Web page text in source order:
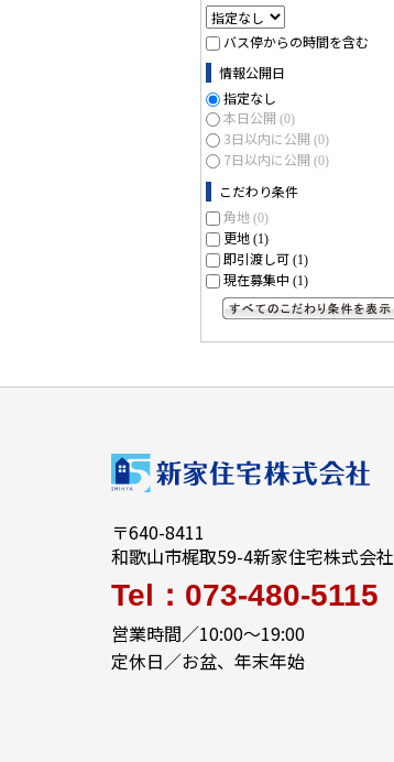
バス停からの時間を含む
情報公開日
指定なし
本日公開 (0)
3日以内に公開 (0)
7日以内に公開 (0)
こだわり条件
角地 (0)
更地 (1)
即引渡し可 (1)
現在募集中 (1)
〒640-8411
和歌山市梶取59-4新家住宅株式会社
Tel：073-480-5115
営業時間／10:00～19:00
定休日／お盆、年末年始